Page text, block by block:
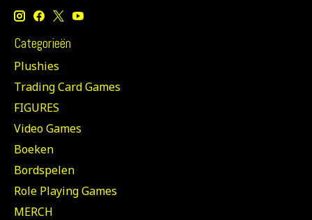
Categorieën
Plushies
Trading Card Games
FIGURES
Video Games
Boeken
Bordspelen
Role Playing Games
MERCH